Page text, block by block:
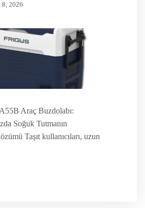
8, 2026
Araç Buzdolabı:
Soğuk Tutmanın
Taşıt kullanıcıları, uzun